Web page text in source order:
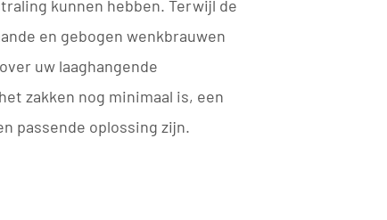
kunnen hebben. Terwijl de
en gebogen wenkbrauwen
uw laaghangende
zakken nog minimaal is, een
passende oplossing zijn.